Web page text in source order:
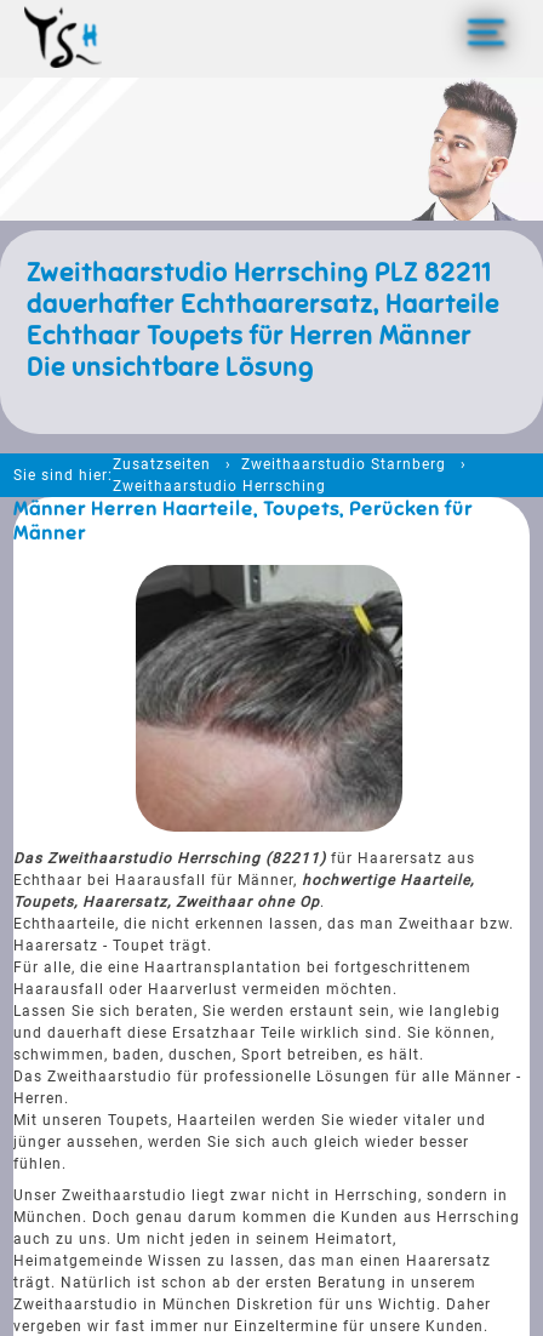
>
Zweithaarstudio Herrsching PLZ 82211
dauerhafter Echthaarersatz, Haarteile
Echthaar Toupets für Herren Männer
Die unsichtbare Lösung
Sie sind hier:
Zusatzseiten
Zweithaarstudio Starnberg
Zweithaarstudio Herrsching
Männer Herren Haarteile, Toupets, Perücken für
Männer
Das Zweithaarstudio Herrsching (82211) für Haarersatz aus
Echthaar bei Haarausfall für Männer, hochwertige Haarteile,
Toupets, Haarersatz, Zweithaar ohne Op.
Echthaarteile, die nicht erkennen lassen, das man Zweithaar bzw.
Haarersatz - Toupet trägt.
Für alle, die eine Haartransplantation bei fortgeschrittenem
Haarausfall oder Haarverlust vermeiden möchten.
Lassen Sie sich beraten, Sie werden erstaunt sein, wie langlebig
und dauerhaft diese Ersatzhaar Teile wirklich sind. Sie können,
schwimmen, baden, duschen, Sport betreiben, es hält.
Das Zweithaarstudio für professionelle Lösungen für alle Männer -
Herren.
Mit unseren Toupets, Haarteilen werden Sie wieder vitaler und
jünger aussehen, werden Sie sich auch gleich wieder besser
fühlen.
Unser Zweithaarstudio liegt zwar nicht in Herrsching, sondern in
München. Doch genau darum kommen die Kunden aus Herrsching
auch zu uns. Um nicht jeden in seinem Heimatort,
Heimatgemeinde Wissen zu lassen, das man einen Haarersatz
trägt. Natürlich ist schon ab der ersten Beratung in unserem
Zweithaarstudio in München Diskretion für uns Wichtig. Daher
vergeben wir fast immer nur Einzeltermine für unsere Kunden.